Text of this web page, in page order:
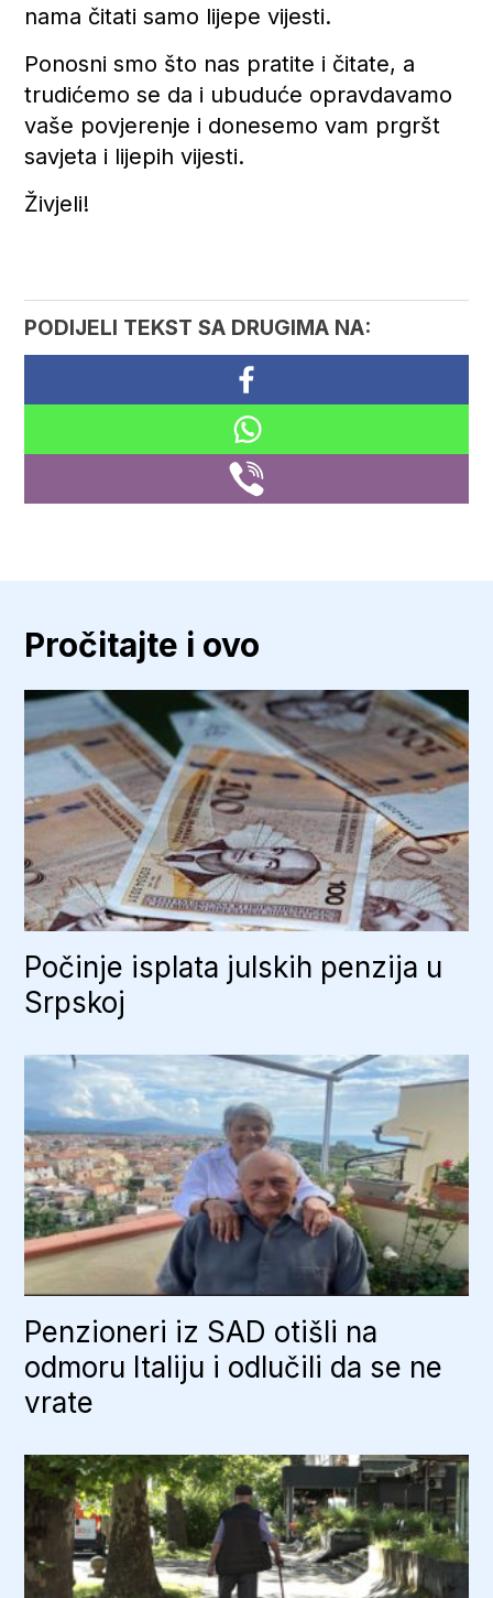
nama čitati samo lijepe vijesti.
Ponosni smo što nas pratite i čitate, a
trudićemo se da i ubuduće opravdavamo
vaše povjerenje i donesemo vam prgršt
savjeta i lijepih vijesti.
Živjeli!
PODIJELI TEKST SA DRUGIMA NA:
Pročitajte i ovo
Počinje isplata julskih penzija u
Srpskoj
Penzioneri iz SAD otišli na
odmoru Italiju i odlučili da se ne
vrate